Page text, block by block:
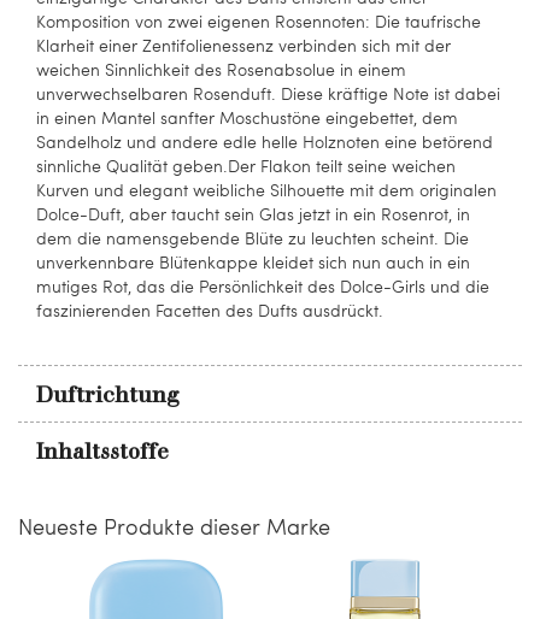
Komposition von zwei eigenen Rosennoten: Die taufrische
Klarheit einer Zentifolienessenz verbinden sich mit der
weichen Sinnlichkeit des Rosenabsolue in einem
unverwechselbaren Rosenduft. Diese kräftige Note ist dabei
in einen Mantel sanfter Moschustöne eingebettet, dem
Sandelholz und andere edle helle Holznoten eine betörend
sinnliche Qualität geben.Der Flakon teilt seine weichen
Kurven und elegant weibliche Silhouette mit dem originalen
Dolce-Duft, aber taucht sein Glas jetzt in ein Rosenrot, in
dem die namensgebende Blüte zu leuchten scheint. Die
unverkennbare Blütenkappe kleidet sich nun auch in ein
mutiges Rot, das die Persönlichkeit des Dolce-Girls und die
faszinierenden Facetten des Dufts ausdrückt.
Duftrichtung
Inhaltsstoffe
Neueste Produkte dieser Marke